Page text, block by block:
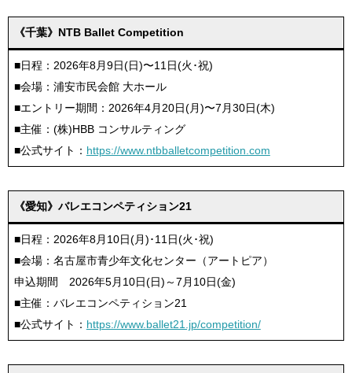
《千葉》NTB Ballet Competition
■日程：2026年8月9日(日)〜11日(火･祝)
■会場：浦安市民会館 大ホール
■エントリー期間：2026年4月20日(月)〜7月30日(木)
■主催：(株)HBB コンサルティング
■公式サイト： https://www.ntbballetcompetition.com
《愛知》バレエコンペティション21
■日程：2026年8月10日(月)･11日(火･祝)
■会場：名古屋市青少年文化センター（アートピア）
申込期間 2026年5月10日(日)～7月10日(金)
■主催：バレエコンペティション21
■公式サイト： https://www.ballet21.jp/competition/